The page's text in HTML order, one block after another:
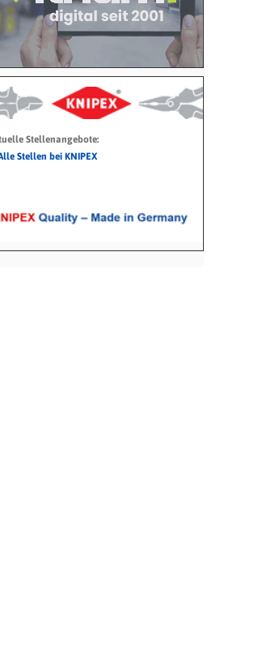
Stellenangebote:
Stellen bei KNIPEX